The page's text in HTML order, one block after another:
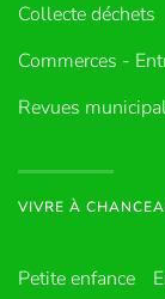
Collecte déchets
Commerces -
Revues
VIVRE À
Petite enfance